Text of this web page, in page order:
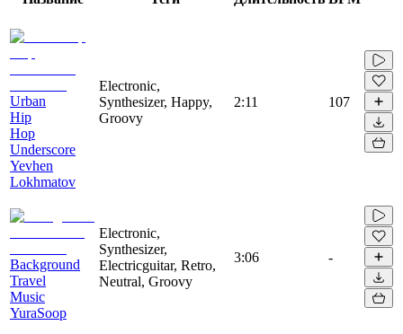
Urban
Hip
Hop
Underscore
Yevhen
Lokhmatov
Electronic,
Synthesizer, Happy,
Groovy
2:11 107
Background
Travel
Music
YuraSoop
Electronic,
Synthesizer,
Electricguitar, Retro,
Neutral, Groovy
3:06 -